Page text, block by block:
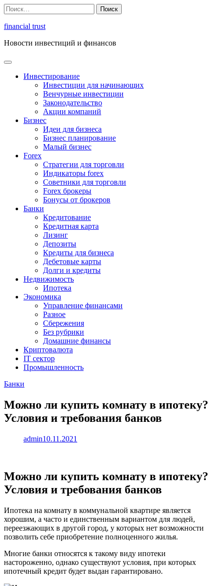
Перейти
к
содержимому
Найти:
financial trust
Новости инвестиций и финансов
Инвестирование
Инвестиции для начинающих
Венчурные инвестиции
Законодательство
Акции компаний
Бизнес
Идеи для бизнеса
Бизнес планирование
Малый бизнес
Forex
Стратегии для торговли
Индикаторы forex
Советники для торговли
Forex брокеры
Бонусы от брокеров
Банки
Кредитование
Кредитная карта
Лизинг
Депозиты
Кредиты для бизнеса
Дебетовые карты
Долги и кредиты
Недвижимость
Ипотека
Экономика
Управление финансами
Разное
Сбережения
Без рубрики
Домашние финансы
Криптовалюта
IT сектор
Промышленность
Банки
Можно ли купить комнату в ипотеку?
Условия и требования банков
admin10.11.2021
Можно ли купить комнату в ипотеку?
Условия и требования банков
Ипотека на комнату в коммунальной квартире является
хорошим, а часто и единственным вариантом для людей,
переезжающих в другой город, у которых нет возможности
позволить себе приобретение полноценного жилья.
Многие банки относятся к такому виду ипотеки
настороженно, однако существуют условия, при которых
ипотечный кредит будет выдан гарантировано.